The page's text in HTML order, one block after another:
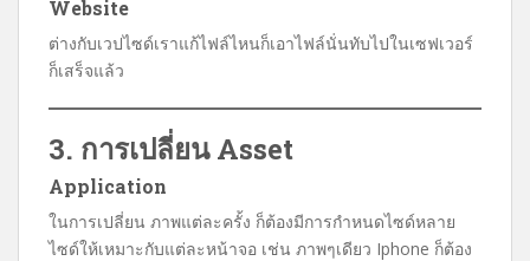
Website
ต่างกับเวปไซด์เราแก้ไฟล์ไหนก็เอาไฟล์นั่นทับไปในเซฟเวอร์
ก็เสร็จแล้ว
3. การเปลี่ยน Asset
Application
ในการเปลี่ยน ภาพแต่ละครั้ง ก็ต้องมีการกำหนดไซด์หลาย
ไซด์ให้เหมาะกับแต่ละหน้าจอ เช่น ภาพๆเดียว Iphone ก็ต้อง